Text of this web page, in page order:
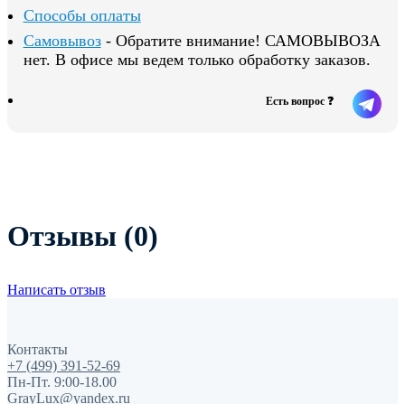
Способы оплаты
Самовывоз- Обратите внимание! САМОВЫВОЗА
нет. В офисе мы ведем только обработку заказов.
Есть вопрос ❓
Отзывы (0)
Написать отзыв
Контакты
+7 (499) 391-52-69
Пн-Пт. 9:00-18.00
GrayLux@yandex.ru